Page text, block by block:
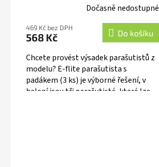
Dočasně nedostupné
469 Kč bez DPH
568 Kč Do košíku
Chcete provést výsadek parašutistů z
modelu? E-flite parašutista s
padákem (3 ks) je výborné řešení, v
balení jsou tři parašutisté, které lze